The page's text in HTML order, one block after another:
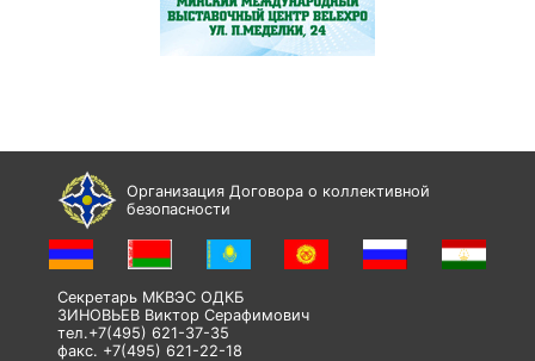
Организация Договора о коллективной
безопасности
Секретарь МКВЭС ОДКБ
ЗИНОВЬЕВ Виктор Серафимович
тел.+7(495) 621-37-35
факс. +7(495) 621-22-18